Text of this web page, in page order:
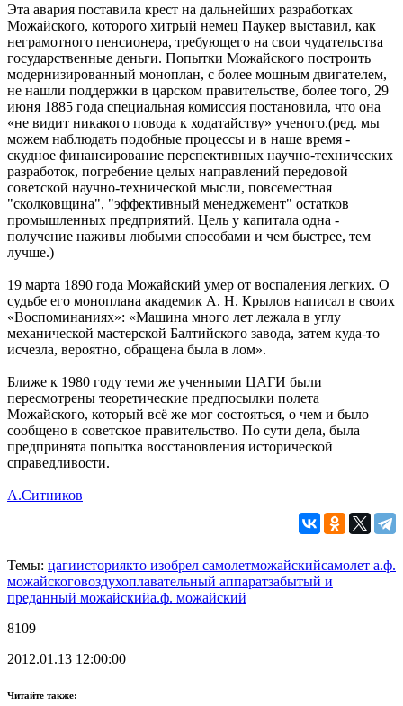
Эта авария поставила крест на дальнейших разработках
Можайского, которого хитрый немец Паукер выставил, как
неграмотного пенсионера, требующего на свои чудательства
государственные деньги. Попытки Можайского построить
модернизированный моноплан, с более мощным двигателем,
не нашли поддержки в царском правительстве, более того, 29
июня 1885 года специальная комиссия постановила, что она
«не видит никакого повода к ходатайству» ученого.(ред. мы
можем наблюдать подобные процессы и в наше время -
скудное финансирование перспективных научно-технических
разработок, погребение целых направлений передовой
советской научно-технической мысли, повсеместная
"сколковщина", "эффективный менеджемент" остатков
промышленных предприятий. Цель у капитала одна -
получение наживы любыми способами и чем быстрее, тем
лучше.)
19 марта 1890 года Можайский умер от воспаления легких. О
судьбе его моноплана академик А. Н. Крылов написал в своих
«Воспоминаниях»: «Машина много лет лежала в углу
механической мастерской Балтийского завода, затем куда-то
исчезла, вероятно, обращена была в лом».
Ближе к 1980 году теми же ученными ЦАГИ были
пересмотрены теоретические предпосылки полета
Можайского, который всё же мог состояться, о чем и было
сообщено в советское правительство. По сути дела, была
предпринята попытка восстановления исторической
справедливости.
А.Ситников
Темы: цагиисториякто изобрел самолетможайскийсамолет а.ф.
можайскоговоздухоплавательный аппаратзабытый и
преданный можайскийа.ф. можайский
8109
2012.01.13 12:00:00
Читайте также: